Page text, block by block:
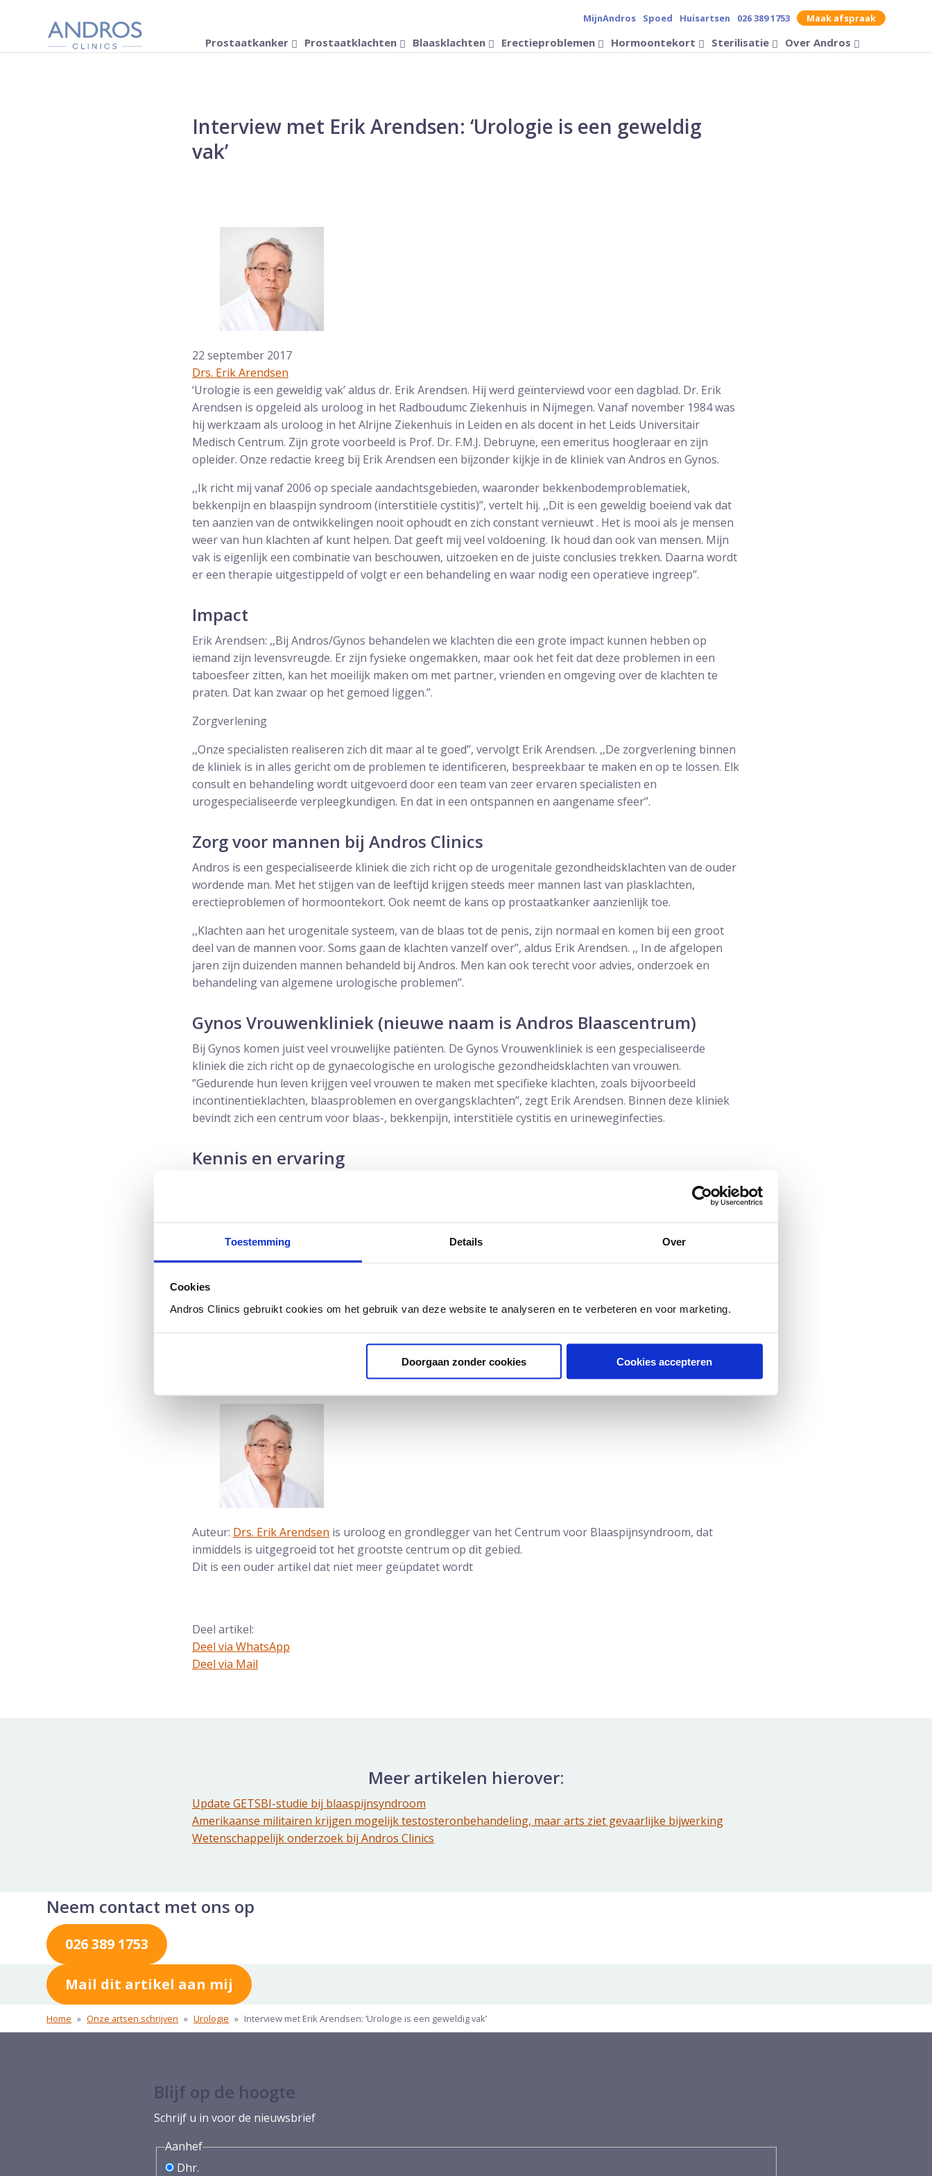
Toestemming Details Over
Cookies
Andros Clinics gebruikt cookies om het gebruik van deze website te analyseren en te verbeteren en voor marketing.
Doorgaan zonder cookies Cookies accepteren
Verander contrast op de website
MijnAndros Spoed Huisartsen 026 389 1753 Maak afspraak
Prostaatkanker Prostaatklachten Blaasklachten Erectieproblemen Hormoontekort Sterilisatie Over Andros
Interview met Erik Arendsen: ‘Urologie is een geweldig
vak’
22 september 2017
Drs. Erik Arendsen
‘Urologie is een geweldig vak’ aldus dr. Erik Arendsen. Hij werd geïnterviewd voor een dagblad. Dr. Erik
Arendsen is opgeleid als uroloog in het Radboudumc Ziekenhuis in Nijmegen. Vanaf november 1984 was
hij werkzaam als uroloog in het Alrijne Ziekenhuis in Leiden en als docent in het Leids Universitair
Medisch Centrum. Zijn grote voorbeeld is Prof. Dr. F.M.J. Debruyne, een emeritus hoogleraar en zijn
opleider. Onze redactie kreeg bij Erik Arendsen een bijzonder kijkje in de kliniek van Andros en Gynos.
,,Ik richt mij vanaf 2006 op speciale aandachtsgebieden, waaronder bekkenbodemproblematiek,
bekkenpijn en blaaspijn syndroom (interstitiële cystitis)’’, vertelt hij. ,,Dit is een geweldig boeiend vak dat
ten aanzien van de ontwikkelingen nooit ophoudt en zich constant vernieuwt . Het is mooi als je mensen
weer van hun klachten af kunt helpen. Dat geeft mij veel voldoening. Ik houd dan ook van mensen. Mijn
vak is eigenlijk een combinatie van beschouwen, uitzoeken en de juiste conclusies trekken. Daarna wordt
er een therapie uitgestippeld of volgt er een behandeling en waar nodig een operatieve ingreep’’.
Impact
Erik Arendsen: ,,Bij Andros/Gynos behandelen we klachten die een grote impact kunnen hebben op
iemand zijn levensvreugde. Er zijn fysieke ongemakken, maar ook het feit dat deze problemen in een
taboesfeer zitten, kan het moeilijk maken om met partner, vrienden en omgeving over de klachten te
praten. Dat kan zwaar op het gemoed liggen.’’.
Zorgverlening
,,Onze specialisten realiseren zich dit maar al te goed’’, vervolgt Erik Arendsen. ,,De zorgverlening binnen
de kliniek is in alles gericht om de problemen te identificeren, bespreekbaar te maken en op te lossen. Elk
consult en behandeling wordt uitgevoerd door een team van zeer ervaren specialisten en
urogespecialiseerde verpleegkundigen. En dat in een ontspannen en aangename sfeer’’.
Zorg voor mannen bij Andros Clinics
Andros is een gespecialiseerde kliniek die zich richt op de urogenitale gezondheidsklachten van de ouder
wordende man. Met het stijgen van de leeftijd krijgen steeds meer mannen last van plasklachten,
erectieproblemen of hormoontekort. Ook neemt de kans op prostaatkanker aanzienlijk toe.
,,Klachten aan het urogenitale systeem, van de blaas tot de penis, zijn normaal en komen bij een groot
deel van de mannen voor. Soms gaan de klachten vanzelf over’’, aldus Erik Arendsen. ,, In de afgelopen
jaren zijn duizenden mannen behandeld bij Andros. Men kan ook terecht voor advies, onderzoek en
behandeling van algemene urologische problemen’’.
Gynos Vrouwenkliniek (nieuwe naam is Andros Blaascentrum)
Bij Gynos komen juist veel vrouwelijke patiënten. De Gynos Vrouwenkliniek is een gespecialiseerde
kliniek die zich richt op de gynaecologische en urologische gezondheidsklachten van vrouwen.
‘’Gedurende hun leven krijgen veel vrouwen te maken met specifieke klachten, zoals bijvoorbeeld
incontinentieklachten, blaasproblemen en overgangsklachten’’, zegt Erik Arendsen. Binnen deze kliniek
bevindt zich een centrum voor blaas-, bekkenpijn, interstitiële cystitis en urineweginfecties.
Kennis en ervaring
,,Er is bij deze kliniek sprake van een professionele adhoc behandeling door ervaren specialisten,
waaronder behalve de uroloog een gynaecoloog en een bekkenbodemtherapeut. met veel kennis en
met elkaar snel communiceren is in korte tijd duidelijk wat er aan de hand is en wordt er een concreet
Auteur: Drs. Erik Arendsen is uroloog en grondlegger van het Centrum voor Blaaspijnsyndroom, dat
inmiddels is uitgegroeid tot het grootste centrum op dit gebied.
Dit is een ouder artikel dat niet meer geüpdatet wordt
Deel artikel:
Deel via WhatsApp
Deel dit via Whatsapp
Deel via Mail
Meer artikelen hierover:
Update GETSBI-studie bij blaaspijnsyndroom
Amerikaanse militairen krijgen mogelijk testosteronbehandeling, maar arts ziet gevaarlijke bijwerking
Wetenschappelijk onderzoek bij Andros Clinics
Neem contact met ons op
026 389 1753
Mail dit artikel aan mij
Home » Onze artsen schrijven » Urologie » Interview met Erik Arendsen: ‘Urologie is een geweldig vak’
Blijf op de hoogte
Schrijf u in voor de nieuwsbrief
Aanhef
Dhr.